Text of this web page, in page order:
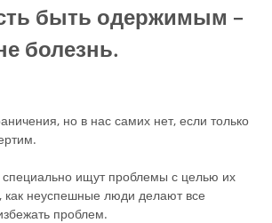
быть одержимым –
болезнь.
но в нас самих нет, если только
ищут проблемы с целью их
как неуспешные люди делают все
проблем.